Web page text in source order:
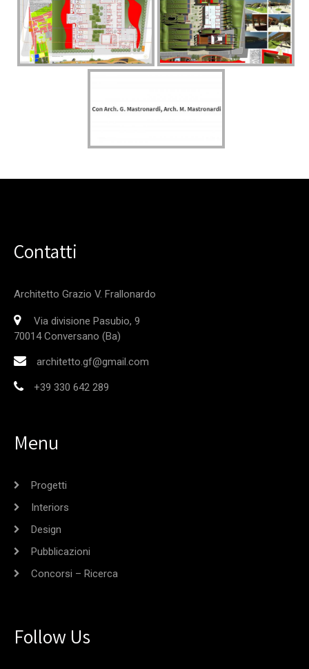
Contatti
Architetto Grazio V. Frallonardo
Via divisione Pasubio, 9
70014 Conversano (Ba)
architetto.gf@gmail.com
+39 330 642 289
Menu
Progetti
Interiors
Design
Pubblicazioni
Concorsi – Ricerca
Follow Us